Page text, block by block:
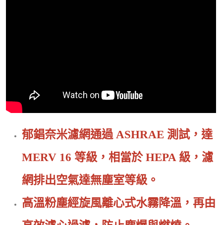
郁錩奈米濾網通過 ASHRAE 測試，達
MERV 16 等級，相當於 HEPA 級，濾
網排出空氣達無塵室等級。
高溫粉塵經旋風離心式水霧降溫，再由